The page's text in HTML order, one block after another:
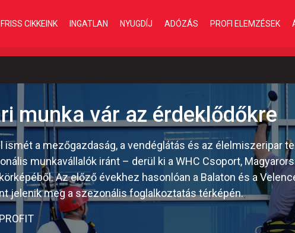
FRISS CIKKEINK INGATLAN NYUGDÍJ ADÓZÁS PROFI ELEMZÉSEK
munka vár az érdeklődőkre
a mezőgazdaság, a vendéglátás és az élelmiszeripar
munkavállalók iránt – derül ki a WHC Csoport,
Az előző évekhez hasonlóan a Balaton és a
jelenik meg a szezonális foglalkoztatás térképén.